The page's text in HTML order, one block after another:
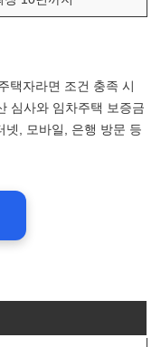
택자라면 조건 충족 시
심사와 임차주택 보증금
넷, 모바일, 은행 방문 등